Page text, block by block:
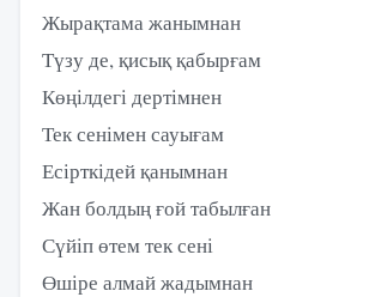
Жырақтама жанымнан
Түзу де, қисық қабырғам
Көңілдегі дертімнен
Тек сенімен сауығам
Есірткідей қанымнан
Жан болдың ғой табылған
Сүйіп өтем тек сені
Өшіре алмай жадымнан